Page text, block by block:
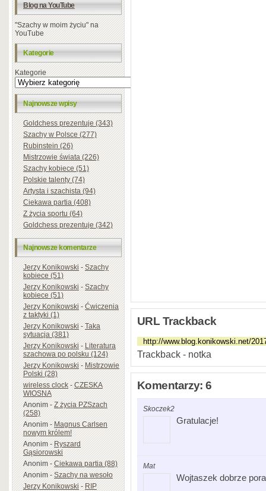
Blog na YouTube
"Szachy w moim życiu" na
YouTube
Kategorie
Kategorie
Najnowsze wpisy
Goldchess prezentuje (343)
Szachy w Polsce (277)
Rubinstein (26)
Mistrzowie świata (226)
Szachy kobiece (51)
Polskie talenty (74)
Artysta i szachista (94)
Ciekawa partia (408)
Z życia sportu (64)
Goldchess prezentuje (342)
Najnowsze komentarze
Jerzy Konikowski-Szachy
kobiece (51)
Jerzy Konikowski-Szachy
kobiece (51)
Jerzy Konikowski-Ćwiczenia
z taktyki (1)
Jerzy Konikowski-Taka
sytuacja (381)
Jerzy Konikowski-Literatura
szachowa po polsku (124)
Jerzy Konikowski-Mistrzowie
Polski (28)
wireless clock-CZESKA
WIOSNA
Anonim-Z życia PZSzach
(258)
Anonim-Magnus Carlsen
nowym królem!
Anonim-Ryszard
Gąsiorowski
Anonim-Ciekawa partia (88)
Anonim-Szachy na wesoło
Jerzy Konikowski-RIP
URL Trackback
Trackback - notka
Komentarzy: 6
Skoczek2
Gratulacje!
Mat
Wojtaszek dobrze